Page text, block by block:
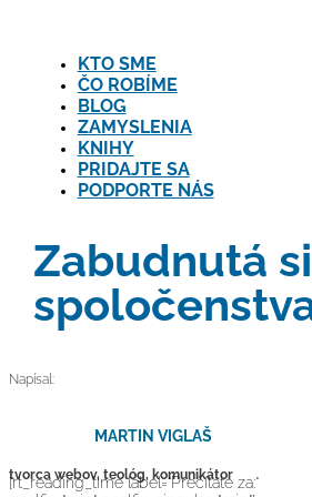
KTO SME
ČO ROBÍME
BLOG
ZAMYSLENIA
KNIHY
PRIDAJTE SA
PODPORTE NÁS
Zabudnutá
Napísal:
MARTIN VIGLAŠ
tvorca webov, teológ, komunikátor
[rt_reading_time label="Prečítate za:"